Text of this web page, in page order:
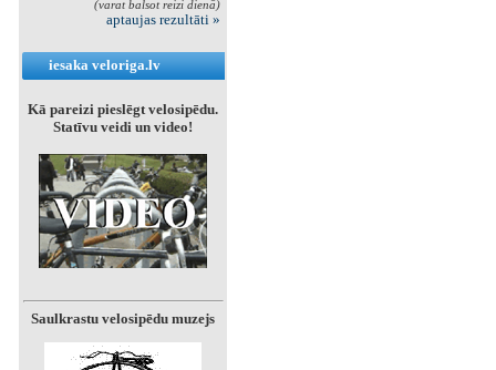
(varat balsot reizi dienā)
aptaujas rezultāti »
iesaka veloriga.lv
Kā pareizi pieslēgt velosipēdu.
Statīvu veidi un video!
Saulkrastu velosipēdu muzejs